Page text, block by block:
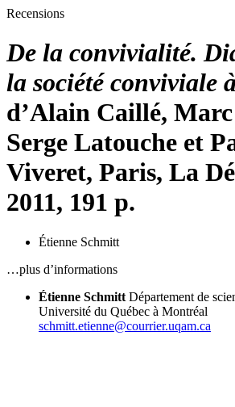
Recensions
De la convivialité.
la société conviviale
d’Alain Caillé,
Serge Latouche et
Viveret, Paris, La
2011, 191 p.
Étienne Schmitt
…plus d’informations
Étienne Schmitt Département de
Université du Québec à Montréal
schmitt.etienne@courrier.uqam.ca